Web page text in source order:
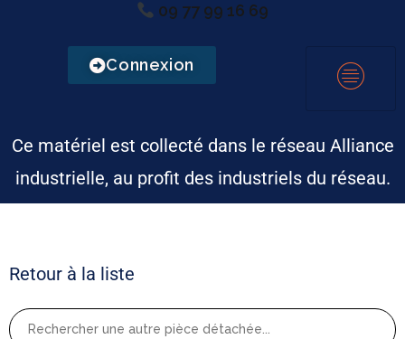
09 77 99 16 69
Connexion
Ce matériel est collecté dans le réseau Alliance
industrielle, au profit des industriels du réseau.
Retour à la liste